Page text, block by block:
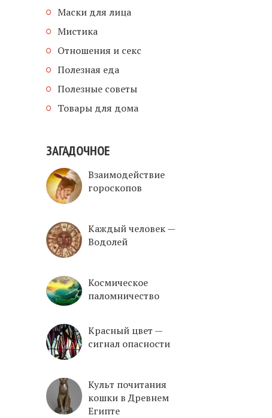
Маски для лица
Мистика
Отношения и секс
Полезная еда
Полезные советы
Товары для дома
ЗАГАДОЧНОЕ
Взаимодействие
гороскопов
Каждый человек —
Водолей
Космическое
паломничество
Красный цвет —
сигнал опасности
Культ почитания
кошки в Древнем
Египте